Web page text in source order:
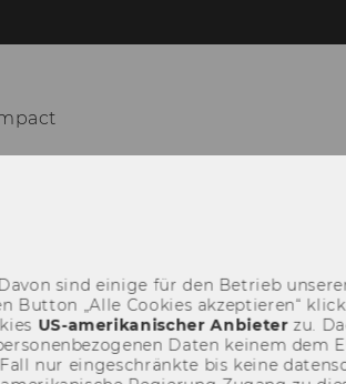
sind ei­ni­ge für den Be­trieb
But­ton „Alle Coo­kies ak­zep­tie­ren“
US-​amerikanischer An­bie­terzu.
Daten kei­nem dem
nur ein­ge­schränk­te bis keine